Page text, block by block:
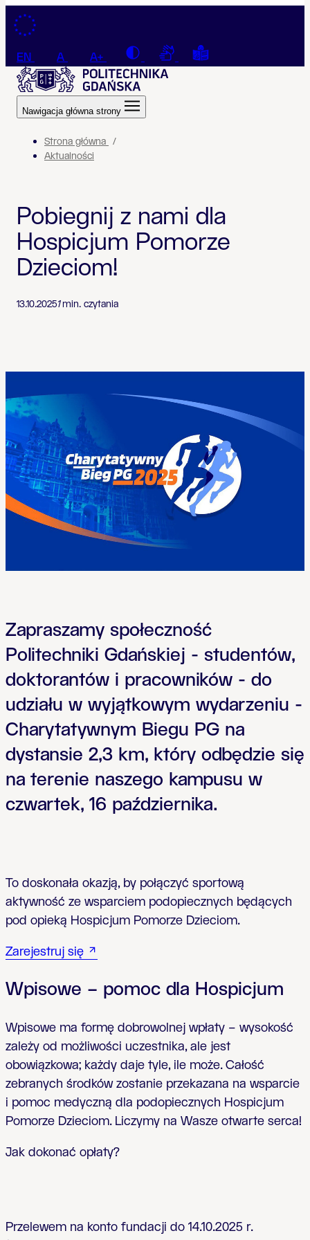
Przejdź do treści
EN A A+ Contrast Connection with a sign
Tekst łatwy do
Nawigacja główna strony
Strona główna
Aktualności
Pobiegnij z nami dla
Hospicjum Pomorze
Dzieciom!
13.10.20251min. czytania
Zapraszamy społeczność
Politechniki Gdańskiej - studentów,
doktorantów i pracowników - do
udziału w wyjątkowym wydarzeniu -
Charytatywnym Biegu PG na
dystansie 2,3 km, który odbędzie się
na terenie naszego kampusu w
czwartek, 16 października.
To doskonała okazją, by połączyć sportową
aktywność ze wsparciem podopiecznych będących
pod opieką Hospicjum Pomorze Dzieciom.
Zarejestruj się
Wpisowe – pomoc dla Hospicjum
Wpisowe ma formę dobrowolnej wpłaty – wysokość
zależy od możliwości uczestnika, ale jest
obowiązkowa; każdy daje tyle, ile może. Całość
zebranych środków zostanie przekazana na wsparcie
i pomoc medyczną dla podopiecznych Hospicjum
Pomorze Dzieciom. Liczymy na Wasze otwarte serca!
Jak dokonać opłaty?
Przelewem na konto fundacji do 14.10.2025 r.